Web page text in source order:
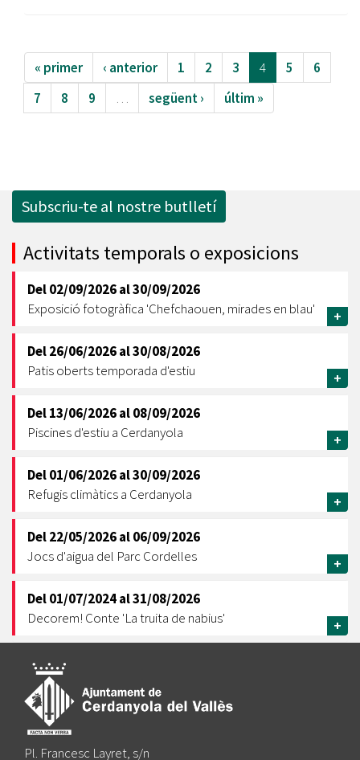
« primer ‹ anterior 1 2 3 4 5
6
7
8 9 … següent › últim »
Subscriu-te al nostre butlletí
Activitats temporals o exposicions
Del02/09/2026al30/09/2026
Exposició fotogràfica 'Chefchaouen, mirades en blau'
+
Del26/06/2026al30/08/2026
Patis oberts temporada d'estiu
+
Del13/06/2026al08/09/2026
Piscines d'estiu a Cerdanyola
+
Del01/06/2026al30/09/2026
Refugis climàtics a Cerdanyola
+
Del22/05/2026al06/09/2026
Jocs d'aigua del Parc Cordelles
+
Del01/07/2024al31/08/2026
Decorem! Conte 'La truita de nabius'
+
Pl. Francesc Layret, s/n